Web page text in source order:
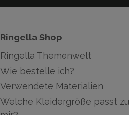
Ringella Shop
Ringella Themenwelt
Wie bestelle ich?
Verwendete Materialien
Welche Kleidergröße passt zu